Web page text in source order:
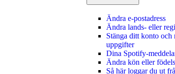
Ändra e-postadress
Ändra lands‑ eller
Stänga ditt konto och
uppgifter
Dina Spotify-
Ändra kön eller
Så här loggar du ut